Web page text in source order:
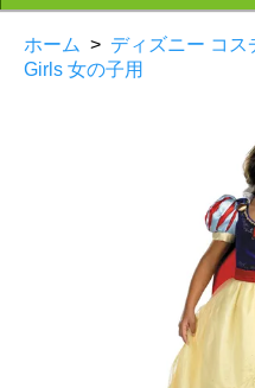
ホーム > ディズニー コ
Girls 女の子用